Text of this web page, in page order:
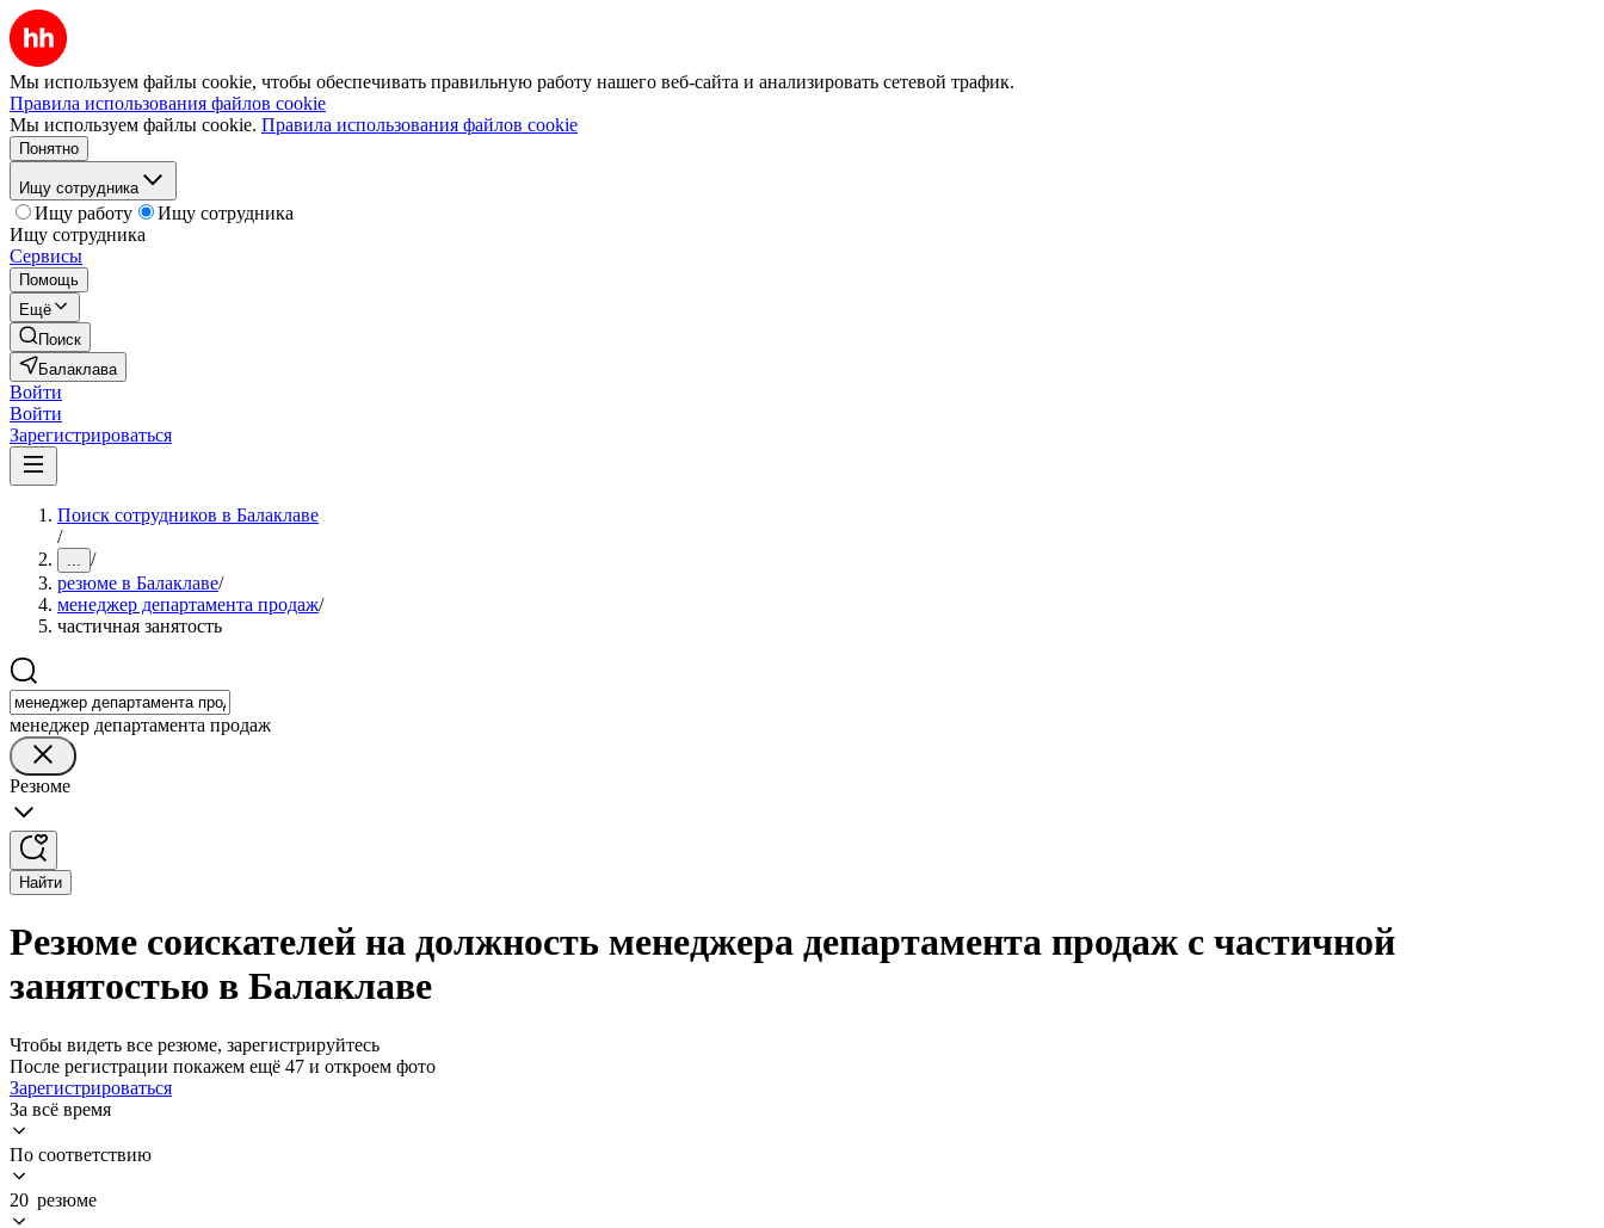
Мы используем файлы cookie, чтобы обеспечивать правильную работу нашего веб-сайта и анализировать сетевой трафик.
Правила использования файлов cookie
Мы используем файлы cookie. Правила использования файлов cookie
Понятно
Ищу сотрудника
Ищу работу
Ищу сотрудника
Ищу сотрудника
Сервисы
Помощь
Ещё
Поиск
Балаклава
Войти
Войти
Зарегистрироваться
Поиск сотрудников в Балаклаве
/
... /
резюме в Балаклаве/
менеджер департамента продаж/
частичная занятость
менеджер департамента продаж
Резюме
Найти
Резюме соискателей на должность менеджера департамента продаж с частичной
занятостью в Балаклаве
Чтобы видеть все резюме, зарегистрируйтесь
После регистрации покажем ещё 47 и откроем фото
Зарегистрироваться
За всё время
По соответствию
20 резюме